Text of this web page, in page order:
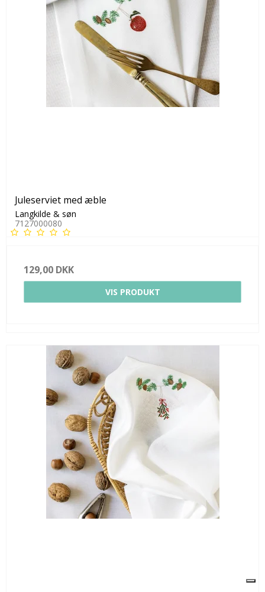
Juleserviet med æble
Langkilde & søn
7127000080
129,00 DKK
VIS PRODUKT